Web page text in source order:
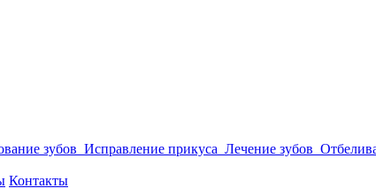
зубов Исправление прикуса Лечение зубов
Контакты